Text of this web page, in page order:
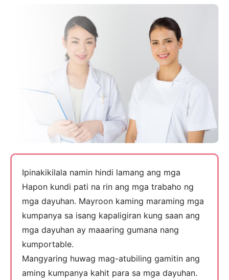
Ipinakikilala namin hindi lamang ang mga
Hapon kundi pati na rin ang mga trabaho ng
mga dayuhan. Mayroon kaming maraming mga
kumpanya sa isang kapaligiran kung saan ang
mga dayuhan ay maaaring gumana nang
kumportable.
Mangyaring huwag mag-atubiling gamitin ang
aming kumpanya kahit para sa mga dayuhan.